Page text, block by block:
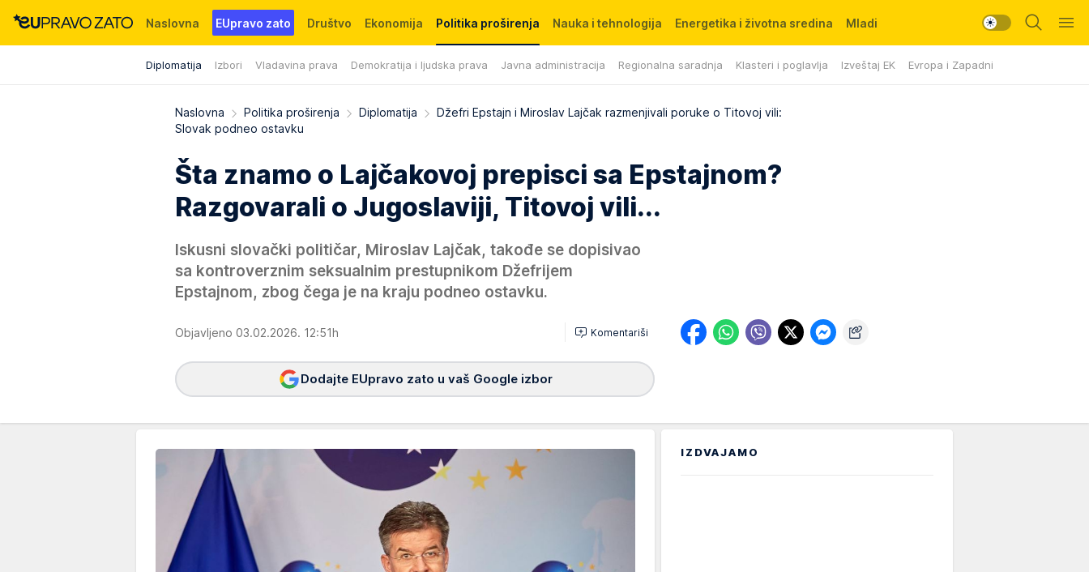
Naslovna EUpravo zato Društvo Ekonomija Politika proširenja
Diplomatija Izbori Vladavina prava Demokratija i ljudska prava Javna administracija Regionalna saradnja Klasteri i poglavlja Izveštaj EK Evropa i Zapadni Balkan
Nauka i tehnologija Energetika i životna sredina Mladi
Događaji News WMG fondacija
Naslovna Politika proširenja Diplomatija
Džefri Epstajn i Miroslav Lajčak razmenjivali poruke o Titovoj vili:
Slovak podneo ostavku
Šta znamo o Lajčakovoj prepisci sa Epstajnom?
Razgovarali o Jugoslaviji, Titovoj vili...
Iskusni slovački političar, Miroslav Lajčak, takođe se dopisivao
sa kontroverznim seksualnim prestupnikom Džefrijem
Epstajnom, zbog čega je na kraju podneo ostavku.
Objavljeno 03.02.2026. 12:51h Komentariši
Dodajte EUpravo zato u vaš Google izbor
IZDVAJAMO